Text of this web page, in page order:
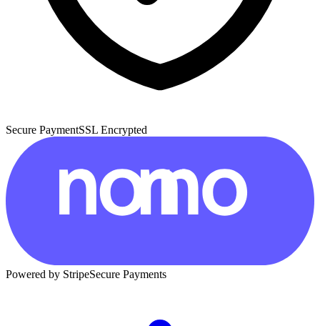
Secure PaymentSSL Encrypted
Powered by StripeSecure Payments